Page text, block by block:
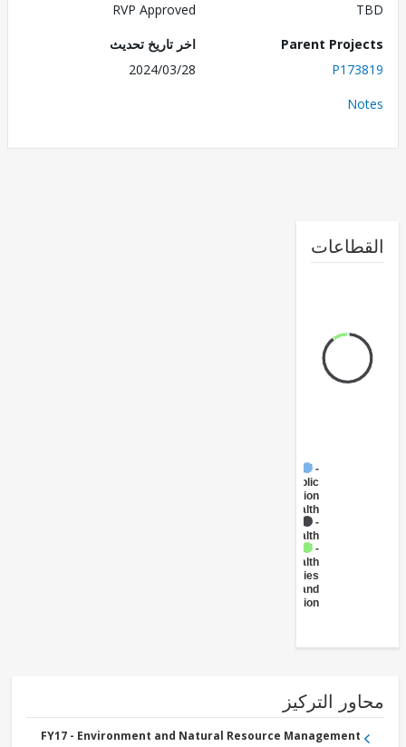
RVP Approved
Parent
اخر تاريخ تحديث
2024/03/28
Administration
Facilities
Construction
التركيز
FY17 - Environment and Natural Resource Management